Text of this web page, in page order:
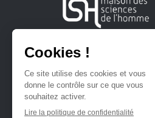
Créée en 1963, la
soutient la recherche et